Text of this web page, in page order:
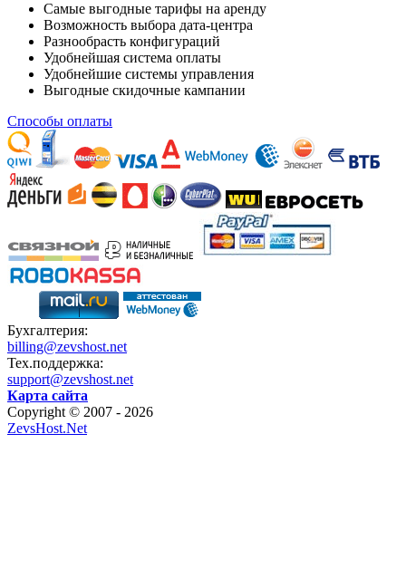
Самые выгодные тарифы на аренду
Возможность выбора дата-центра
Разнообрасть конфигураций
Удобнейшая система оплаты
Удобнейшие системы управления
Выгодные скидочные кампании
Способы оплаты
Бухгалтерия:
billing@zevshost.net
Тех.поддержка:
support@zevshost.net
Карта сайта
Copyright © 2007 - 2026
ZevsHost.Net